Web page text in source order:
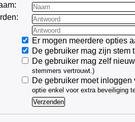
Er mogen meerdere opties
De gebruiker mag zijn stem
De gebruiker mag zelf
stemmers vertrouwt.)
De gebruiker moet
optie enkel voor extra beveiliging